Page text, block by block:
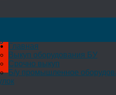
Главная
Выкуп оборудования БУ
Срочно выкуп
Б/у промышленное